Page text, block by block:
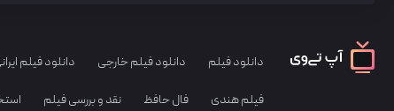
دانلود فیلم دانلود فیلم خارجی دانلود فیلم
فیلم هندی فال حافظ نقد و بررسی فیلم